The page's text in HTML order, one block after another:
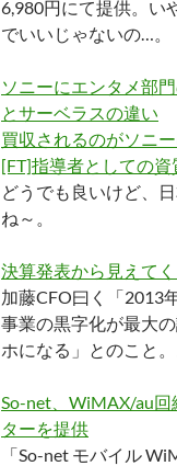
6,980円にて提供。い
でいいじゃないの…。
ソニーにエンタメ部
とサーベラスの違い
買収されるのがソニ
[FT]指導者としての
どうでも良いけど、
ね～。
決算発表から見えて
加藤CFO曰く「2013
事業の黒字化が最大
ホになる」とのこと
So-net、WiMAX/au
ターを提供
「So-net モバイル